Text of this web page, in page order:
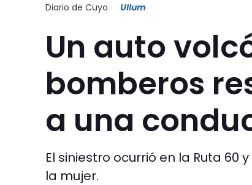
Diario de Cuyo Ullum
Un auto
bomberos
a una
El siniestro ocurrió en la Ruta
la mujer.